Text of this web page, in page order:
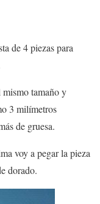
de 4 piezas para
mismo tamaño y
3 milímetros
de gruesa.
voy a pegar la pieza
dorado.